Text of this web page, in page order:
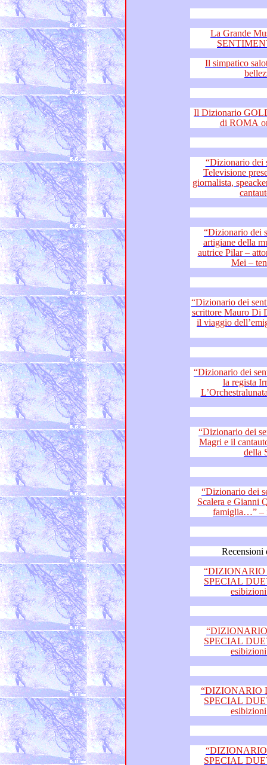
La Grande
Il simpatico salotto
Il Dizionario GOLD di
“Dizionario dei
Televisione presentano: il fiume della Musica –
giornalista, speacker
“Dizionario dei
artigiane della musica e del teatro – cantante ed
autrice Pilar – attore,
“Dizionario dei sentimenti”:
scrittore Mauro Di Domenico – la forza della musica:
il viaggio dell’emigrazione e la
“Dizionario dei sentimenti”:
la regista Irma Immacolata Palazzo –
“Dizionario dei
Magri e il cantautore Gianluca Rebuzzi – I talenti
della
“Dizionario dei
Scalera e Gianni Quinto di “Travolti da un’insolita
Recensioni
“DIZIONARIO
SPECIAL
SPECIAL
“DIZIONARIO
SPECIAL
SPECIAL